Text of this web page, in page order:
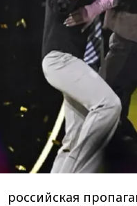
российская